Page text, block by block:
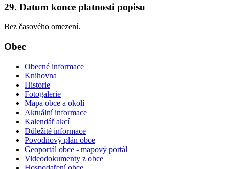
29. Datum konce platnosti popisu
Bez časového omezení.
Obec
Obecné informace
Knihovna
Historie
Fotogalerie
Mapa obce a okolí
Aktuální informace
Kalendář akcí
Důležité informace
Povodńový plán obce
Geoportál obce - mapový portál
Videodokumenty z obce